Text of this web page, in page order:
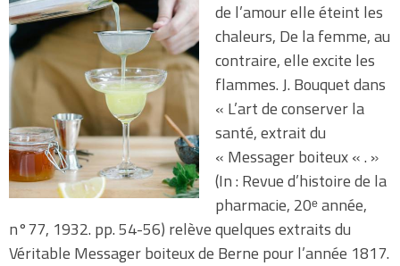
de l’amour elle éteint les
chaleurs, De la femme, au
contraire, elle excite les
flammes. J. Bouquet dans
« L’art de conserver la
santé, extrait du
« Messager boiteux « . »
(In : Revue d’histoire de la
pharmacie, 20ᵉ année,
n°77, 1932. pp. 54-56) relève quelques extraits du
Véritable Messager boiteux de Berne pour l’année 1817.